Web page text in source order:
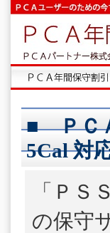
■ ＰＣ
5Cal 対
「ＰＳ
の保守